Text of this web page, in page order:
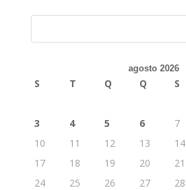
agosto 2026
S T Q Q S
3
4 5 6 7
10
11 12 13 14
17
18 19 20 21
24
25 26 27 28